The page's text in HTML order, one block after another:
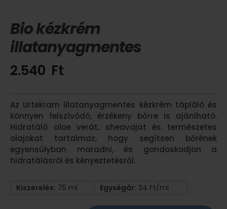
Bio kézkrém
illatanyagmentes
2.540 Ft
Az Urtekram illatanyagmentes kézkrém tápláló és
könnyen felszívódó, érzékeny bőrre is ajánlható.
Hidratáló aloe verát, sheavajat és természetes
olajokat tartalmaz, hogy segítsen bőrének
egyensúlyban maradni, és gondoskodjon a
hidratálásról és kényeztetésről.
Kiszerelés: 75 ml Egységár: 34 Ft/ml